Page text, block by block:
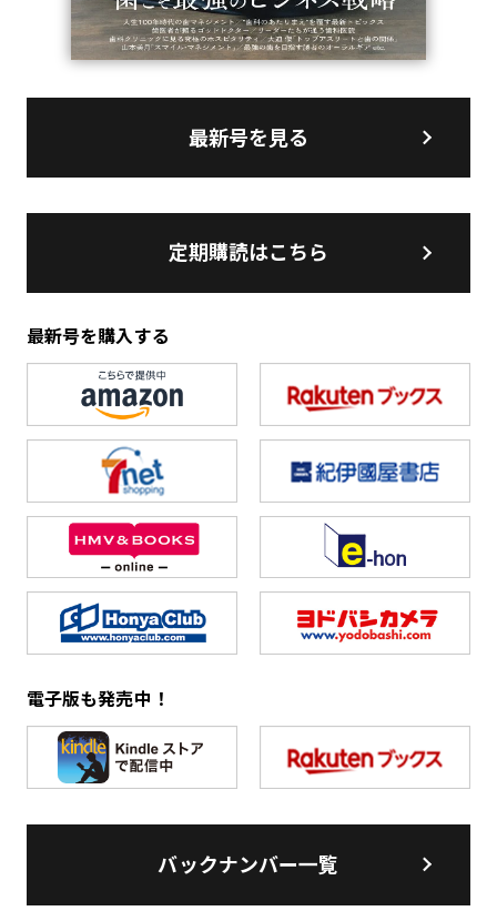
最新号を見る
定期購読はこちら
最新号を購入する
電子版も発売中！
バックナンバー一覧